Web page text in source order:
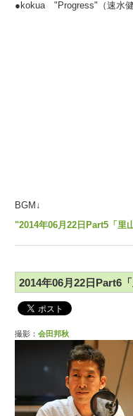
●kokua "Progress"（速水
BGM↓
"2014年06月22日Part5「里
2014年06月22日Part6
撮影： 会田邦秋